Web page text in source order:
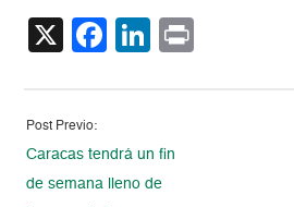
X Facebook
LinkedIn
Post Previo:
Caracas tendrá un fin
de semana lleno de